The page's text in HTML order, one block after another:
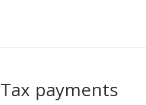
Tax payments